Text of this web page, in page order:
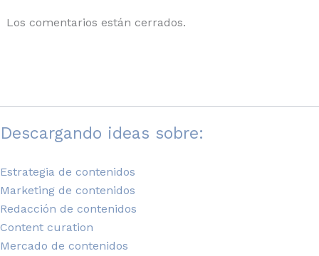
Los comentarios están cerrados.
Descargando ideas sobre:
Estrategia de contenidos
Marketing de contenidos
Redacción de contenidos
Content curation
Mercado de contenidos